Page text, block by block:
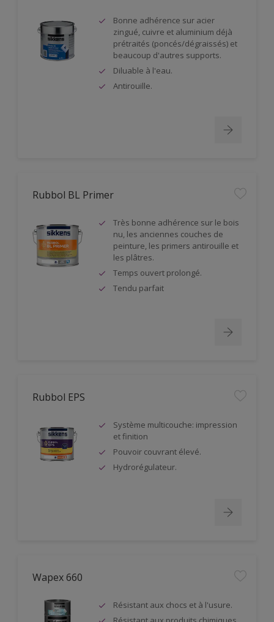
Bonne adhérence sur acier
zingué, cuivre et aluminium déjà
prétraités (poncés/dégraissés) et
beaucoup d'autres supports.
Diluable à l'eau.
Antirouille.
Rubbol BL Primer
Très bonne adhérence sur le bois
nu, les anciennes couches de
peinture, les primers antirouille et
les plâtres.
Temps ouvert prolongé.
Tendu parfait
Rubbol EPS
Système multicouche: impression
et finition
Pouvoir couvrant élevé.
Hydrorégulateur.
Wapex 660
Résistant aux chocs et à l'usure.